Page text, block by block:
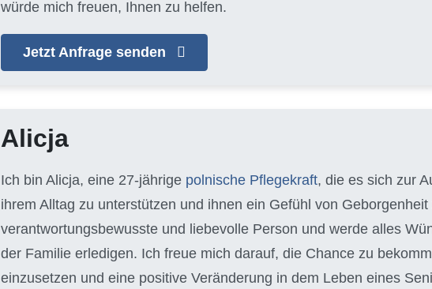
würde mich freuen, Ihnen zu helfen.
Jetzt Anfrage senden
Alicja
Ich bin Alicja, eine 27-jährige polnische Pflegekraft, die es sich zur
ihrem Alltag zu unterstützen und ihnen ein Gefühl von
verantwortungsbewusste und liebevolle Person und werde alles
der Familie erledigen. Ich freue mich darauf, die Chance zu
einzusetzen und eine positive Veränderung in dem Leben eines